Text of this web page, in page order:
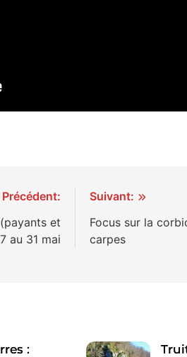
Précédent:
et
au 31 mai
Suivant:
Focus sur la
carpes
: